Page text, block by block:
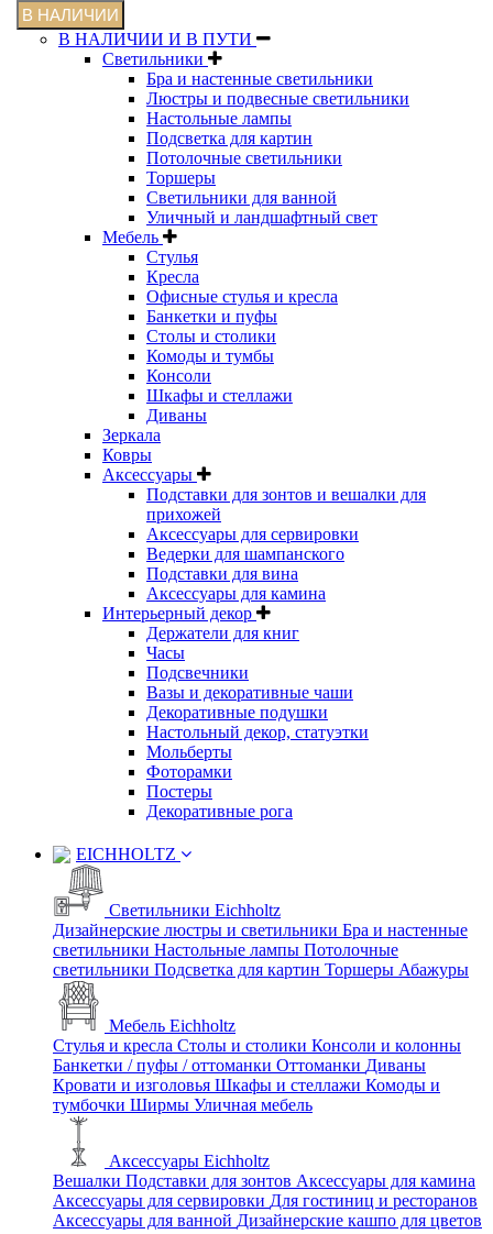
В НАЛИЧИИ
В НАЛИЧИИ И В ПУТИ
Светильники
Бра и настенные светильники
Люстры и подвесные светильники
Настольные лампы
Подсветка для картин
Потолочные светильники
Торшеры
Светильники для ванной
Уличный и ландшафтный свет
Мебель
Стулья
Кресла
Офисные стулья и кресла
Банкетки и пуфы
Столы и столики
Комоды и тумбы
Консоли
Шкафы и стеллажи
Диваны
Зеркала
Ковры
Аксессуары
Подставки для зонтов и вешалки для
прихожей
Аксессуары для сервировки
Ведерки для шампанского
Подставки для вина
Аксессуары для камина
Интерьерный декор
Держатели для книг
Часы
Подсвечники
Вазы и декоративные чаши
Декоративные подушки
Настольный декор, статуэтки
Мольберты
Фоторамки
Постеры
Декоративные рога
EICHHOLTZ
Светильники Eichholtz
Дизайнерские люстры и светильники Бра и настенные
светильники Настольные лампы Потолочные
светильники Подсветка для картин Торшеры Абажуры
Мебель Eichholtz
Стулья и кресла Столы и столики Консоли и колонны
Банкетки / пуфы / оттоманки Оттоманки Диваны
Кровати и изголовья Шкафы и стеллажи Комоды и
тумбочки Ширмы Уличная мебель
Аксессуары Eichholtz
Вешалки Подставки для зонтов Аксессуары для камина
Аксессуары для сервировки Для гостиниц и ресторанов
Аксессуары для ванной Дизайнерские кашпо для цветов